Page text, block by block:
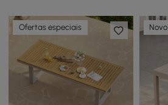
Ofertas especiais Novo